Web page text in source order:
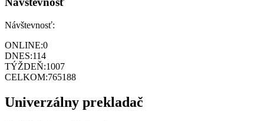
Návštevnosť:
ONLINE:0
DNES:114
TÝŽDEŇ:1007
CELKOM:765188
Univerzálny prekladač